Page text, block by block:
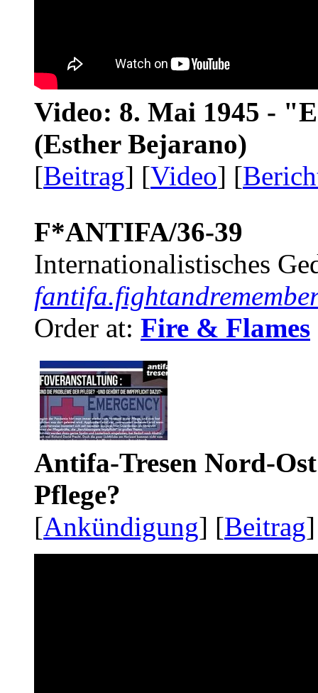
Video: 8. Mai 1945 -
(Esther Bejarano)
[Beitrag] [Video] [
F*ANTIFA/36-39
Internationalistisches
Order at: Fire & Flames
Antifa-Tresen Nord-
Pflege?
[Ankündigung] [Beitrag